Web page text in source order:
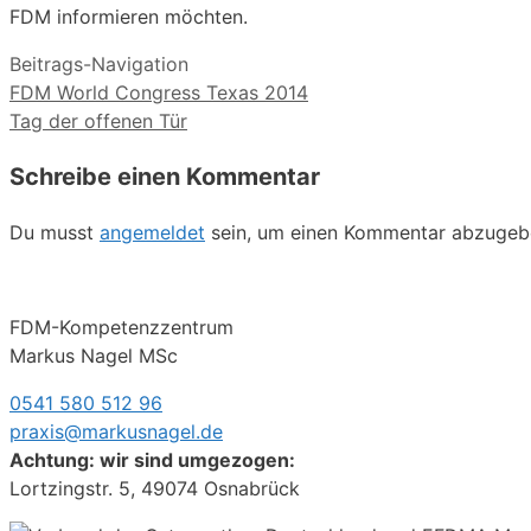
FDM informieren möchten.
Beitrags-Navigation
FDM World Congress Texas 2014
Tag der offenen Tür
Schreibe einen Kommentar
Du musst angemeldet sein, um einen Kommentar
FDM-Kompetenzzentrum
Markus Nagel MSc
0541 580 512 96
praxis@markusnagel.de
Achtung: wir sind umgezogen:
Lortzingstr. 5, 49074 Osnabrück